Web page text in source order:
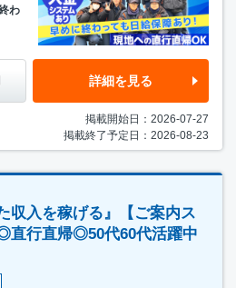
わ
詳細を見る
掲載開始日：2026-07-27
掲載終了予定日：2026-08-23
収入を稼げる』【ご案内ス
直行直帰◎50代60代活躍中